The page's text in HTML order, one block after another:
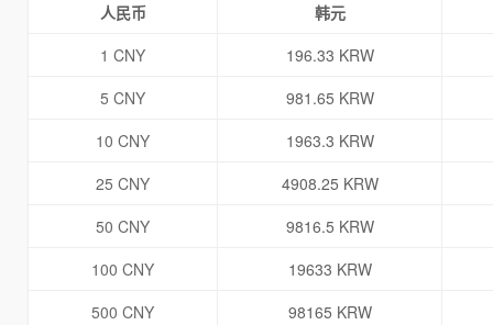
人民币
韩元
1 CNY
196.33 KRW
5 CNY
981.65 KRW
10 CNY
1963.3 KRW
25 CNY
4908.25 KRW
50 CNY
9816.5 KRW
100 CNY
19633 KRW
500 CNY
98165 KRW